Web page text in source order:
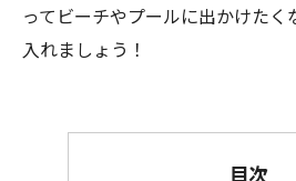
ってビーチやプールに出かけたく
入れましょう！
目次